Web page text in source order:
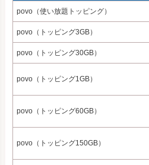
povo（使い放題トッピング）
povo（トッピング3GB）
povo（トッピング30GB）
povo（トッピング1GB）
povo（トッピング60GB）
povo（トッピング150GB）